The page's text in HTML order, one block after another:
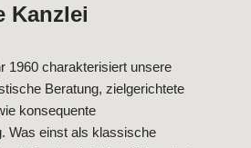
Kanzlei
1960 charakterisiert unsere
Beratung, zielgerichtete
konsequente
Was einst als klassische